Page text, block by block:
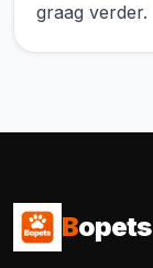
graag verder.
Bopets